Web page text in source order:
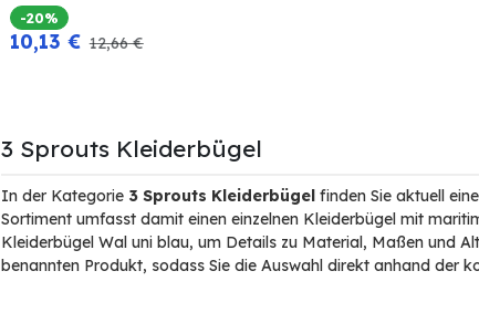
-20%
10,13 € 12,66€
3 Sprouts Kleiderbügel
In der Kategorie 3 Sprouts Kleiderbügelfinden Sie aktuell
Sortiment umfasst damit einen einzelnen Kleiderbügel mit
Kleiderbügel Wal uni blau, um Details zu Material, Maßen und
benannten Produkt, sodass Sie die Auswahl direkt anhand der